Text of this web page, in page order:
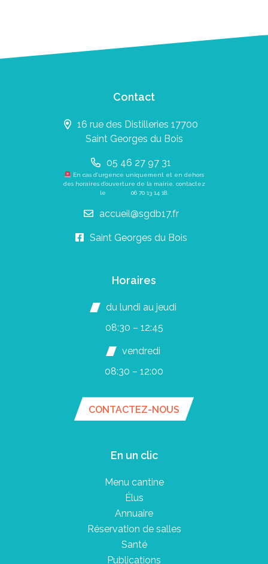
Contact
16 rue des Distilleries 17700
Saint Georges du Bois
05 46 27 97 31
En cas d’urgence uniquement et en dehors
des horaires d’ouverture de la mairie, contactez
le 06 70 13 14 18
accueil@sgdb17.fr
Saint Georges du Bois
Horaires
du lundi au jeudi
08:30 – 12:45
vendredi
08:30 – 12:00
CONTACTEZ-NOUS
En un clic
Menu cantine
Élus
Annuaire
Réservation de salles
Santé
Publications